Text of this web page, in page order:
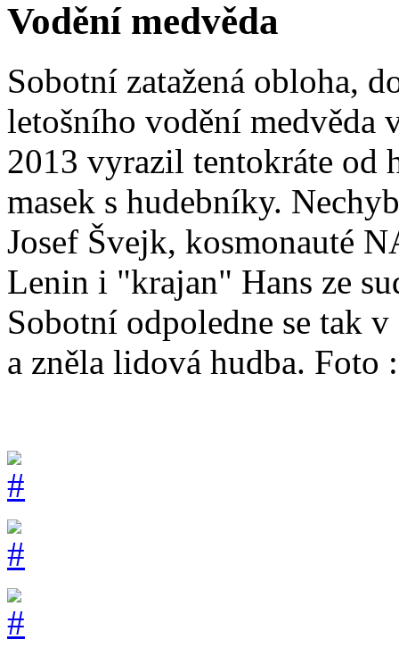
Vodění medvěda
Sobotní zatažená obloha,
letošního vodění medvěda
2013 vyrazil tentokráte od
masek s hudebníky.
Josef Švejk, kosmonauté
Lenin i "krajan" Hans ze
Sobotní odpoledne se tak
a zněla lidová hudba. Foto